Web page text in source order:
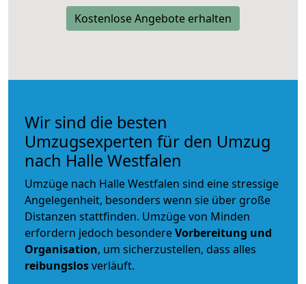
Kostenlose Angebote erhalten
Wir sind die besten
Umzugsexperten für den Umzug
nach Halle Westfalen
Umzüge nach Halle Westfalen sind eine stressige
Angelegenheit, besonders wenn sie über große
Distanzen stattfinden. Umzüge von Minden
erfordern jedoch besondereVorbereitung und
Organisation, um sicherzustellen, dass alles
reibungslosverläuft.